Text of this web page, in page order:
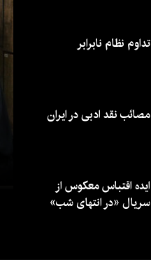
تداوم نظام نابرابر
مصائب نقد ادبی در ایران
ایده اقتباس معکوس از
سریال «در انتهای شب»